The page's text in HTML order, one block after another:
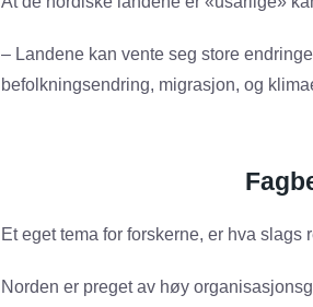
– Landene kan vente seg store
befolkningsendring, migrasjon, og
Et eget tema for forskerne, er hva
Norden er preget av høy